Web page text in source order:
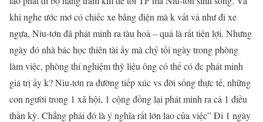
khi nghe ước mơ có chiếc xe bằng điện mà k vất vả như đi xe
ngựa, Niu-tơn đã phát minh ra tàu hoả – quả là rất tiện lợi. Nhưng
ngày đó nhà bác học thiên tài ấy mà chỷ tối ngày trong phòng
làm việc, phòng thí nghiệm thỳ liệu ông có thể có đc phát minh
giá trị ấy k? Niu-tơn ra đường tiếp xúc vs đời sống thực tế, những
con người trong 1 xã hội, 1 cộng đồng lại phát minh ra cả 1 điều
thần kỳ. Chẳng phải đó là ý nghĩa rất lớn lao của việc” Đi 1 ngày